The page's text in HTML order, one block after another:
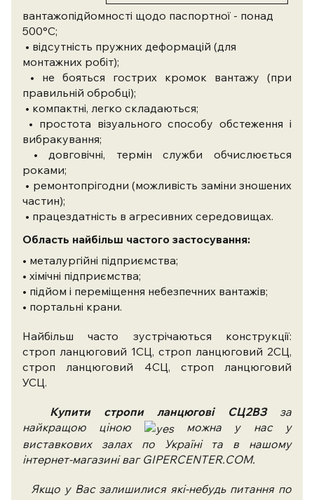
вантажопідйомності щодо паспортної - понад
500°С;
• відсутність пружних деформацій (для
монтажних робіт);
• не бояться гострих кромок вантажу (при
правильній обробці);
• компактні, легко складаються;
• простота візуального способу обстеження і
вибракування;
• довговічні, термін служби обчислюється
роками;
• ремонтопрігодни (можливість заміни зношених
частин);
• працездатність в агресивних середовищах.
Область найбільш частого застосування:
• металургійні підприємства;
• хімічні підприємства;
• підйом і переміщення небезпечних вантажів;
• портальні крани.
Найбільш часто зустрічаються конструкції:
строп ланцюговий 1СЦ, строп ланцюговий 2СЦ,
строп ланцюговий 4СЦ, строп ланцюговий
УСЦ.
Купити стропи ланцюгові СЦ2ВЗ
за
найкращою ціною
можна у нас у
виставкових залах по Україні та в нашому
інтернет-магазині ваг GIPERCENTER.COM.
Якщо у Вас залишилися які-небудь питання по